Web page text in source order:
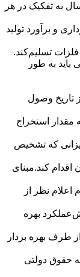
به تفکیک در هر
و برآورد تولید
تسلیم‌کند.
باید به طور
و فلزات ظرف (۲) ماه از تاریخ وصول
مقدار استخراج
که تشخیص
اقدام کند.‌مبنای
اعلام نظر از
بهره
طرف بهره بردار
حقوق دولتی